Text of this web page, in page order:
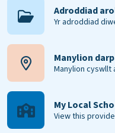
Adroddiad
Yr adroddiad
Manylion
Manylion cyswllt
My Local
View this